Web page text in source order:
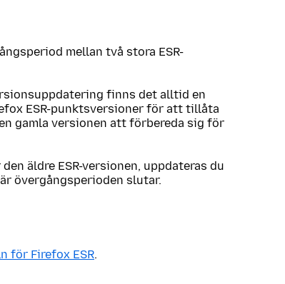
mellan två stora ESR-
finns det alltid en
ESR-punktsversioner för att tillåta
gamla versionen att förbereda sig för
äldre ESR-versionen, uppdateras du
övergångsperioden slutar.
för Firefox ESR.